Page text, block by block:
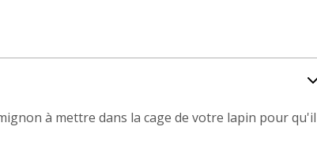
à mettre dans la cage de votre lapin pour qu'il